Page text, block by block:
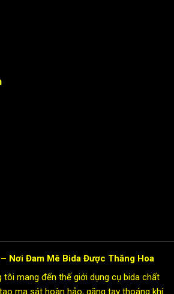
Nơi Đam Mê Bida Được Thăng Hoa
tôi mang đến thế giới dụng cụ bida chất
ma sát hoàn hảo, găng tay thoáng khí